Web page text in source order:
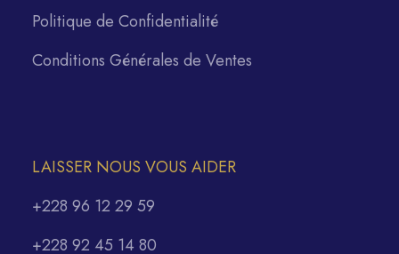
Politique de Confidentialité
Conditions Générales de Ventes
LAISSER NOUS VOUS AIDER
+228 96 12 29 59
+228 92 45 14 80